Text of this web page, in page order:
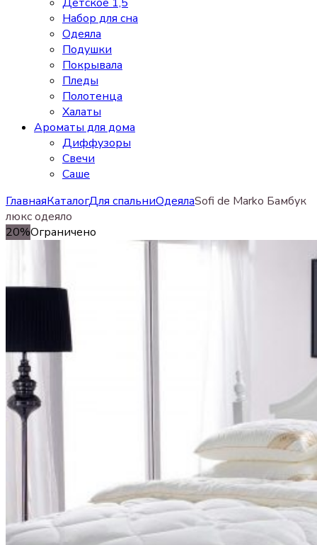
Набор для сна
Одеяла
Подушки
Покрывала
Пледы
Полотенца
Халаты
Ароматы для дома
Диффузоры
Свечи
Cаше
ГлавнаяКаталогДля спальниОдеялаSofi de Marko Бамбук
люкс одеяло
20%Ограничено